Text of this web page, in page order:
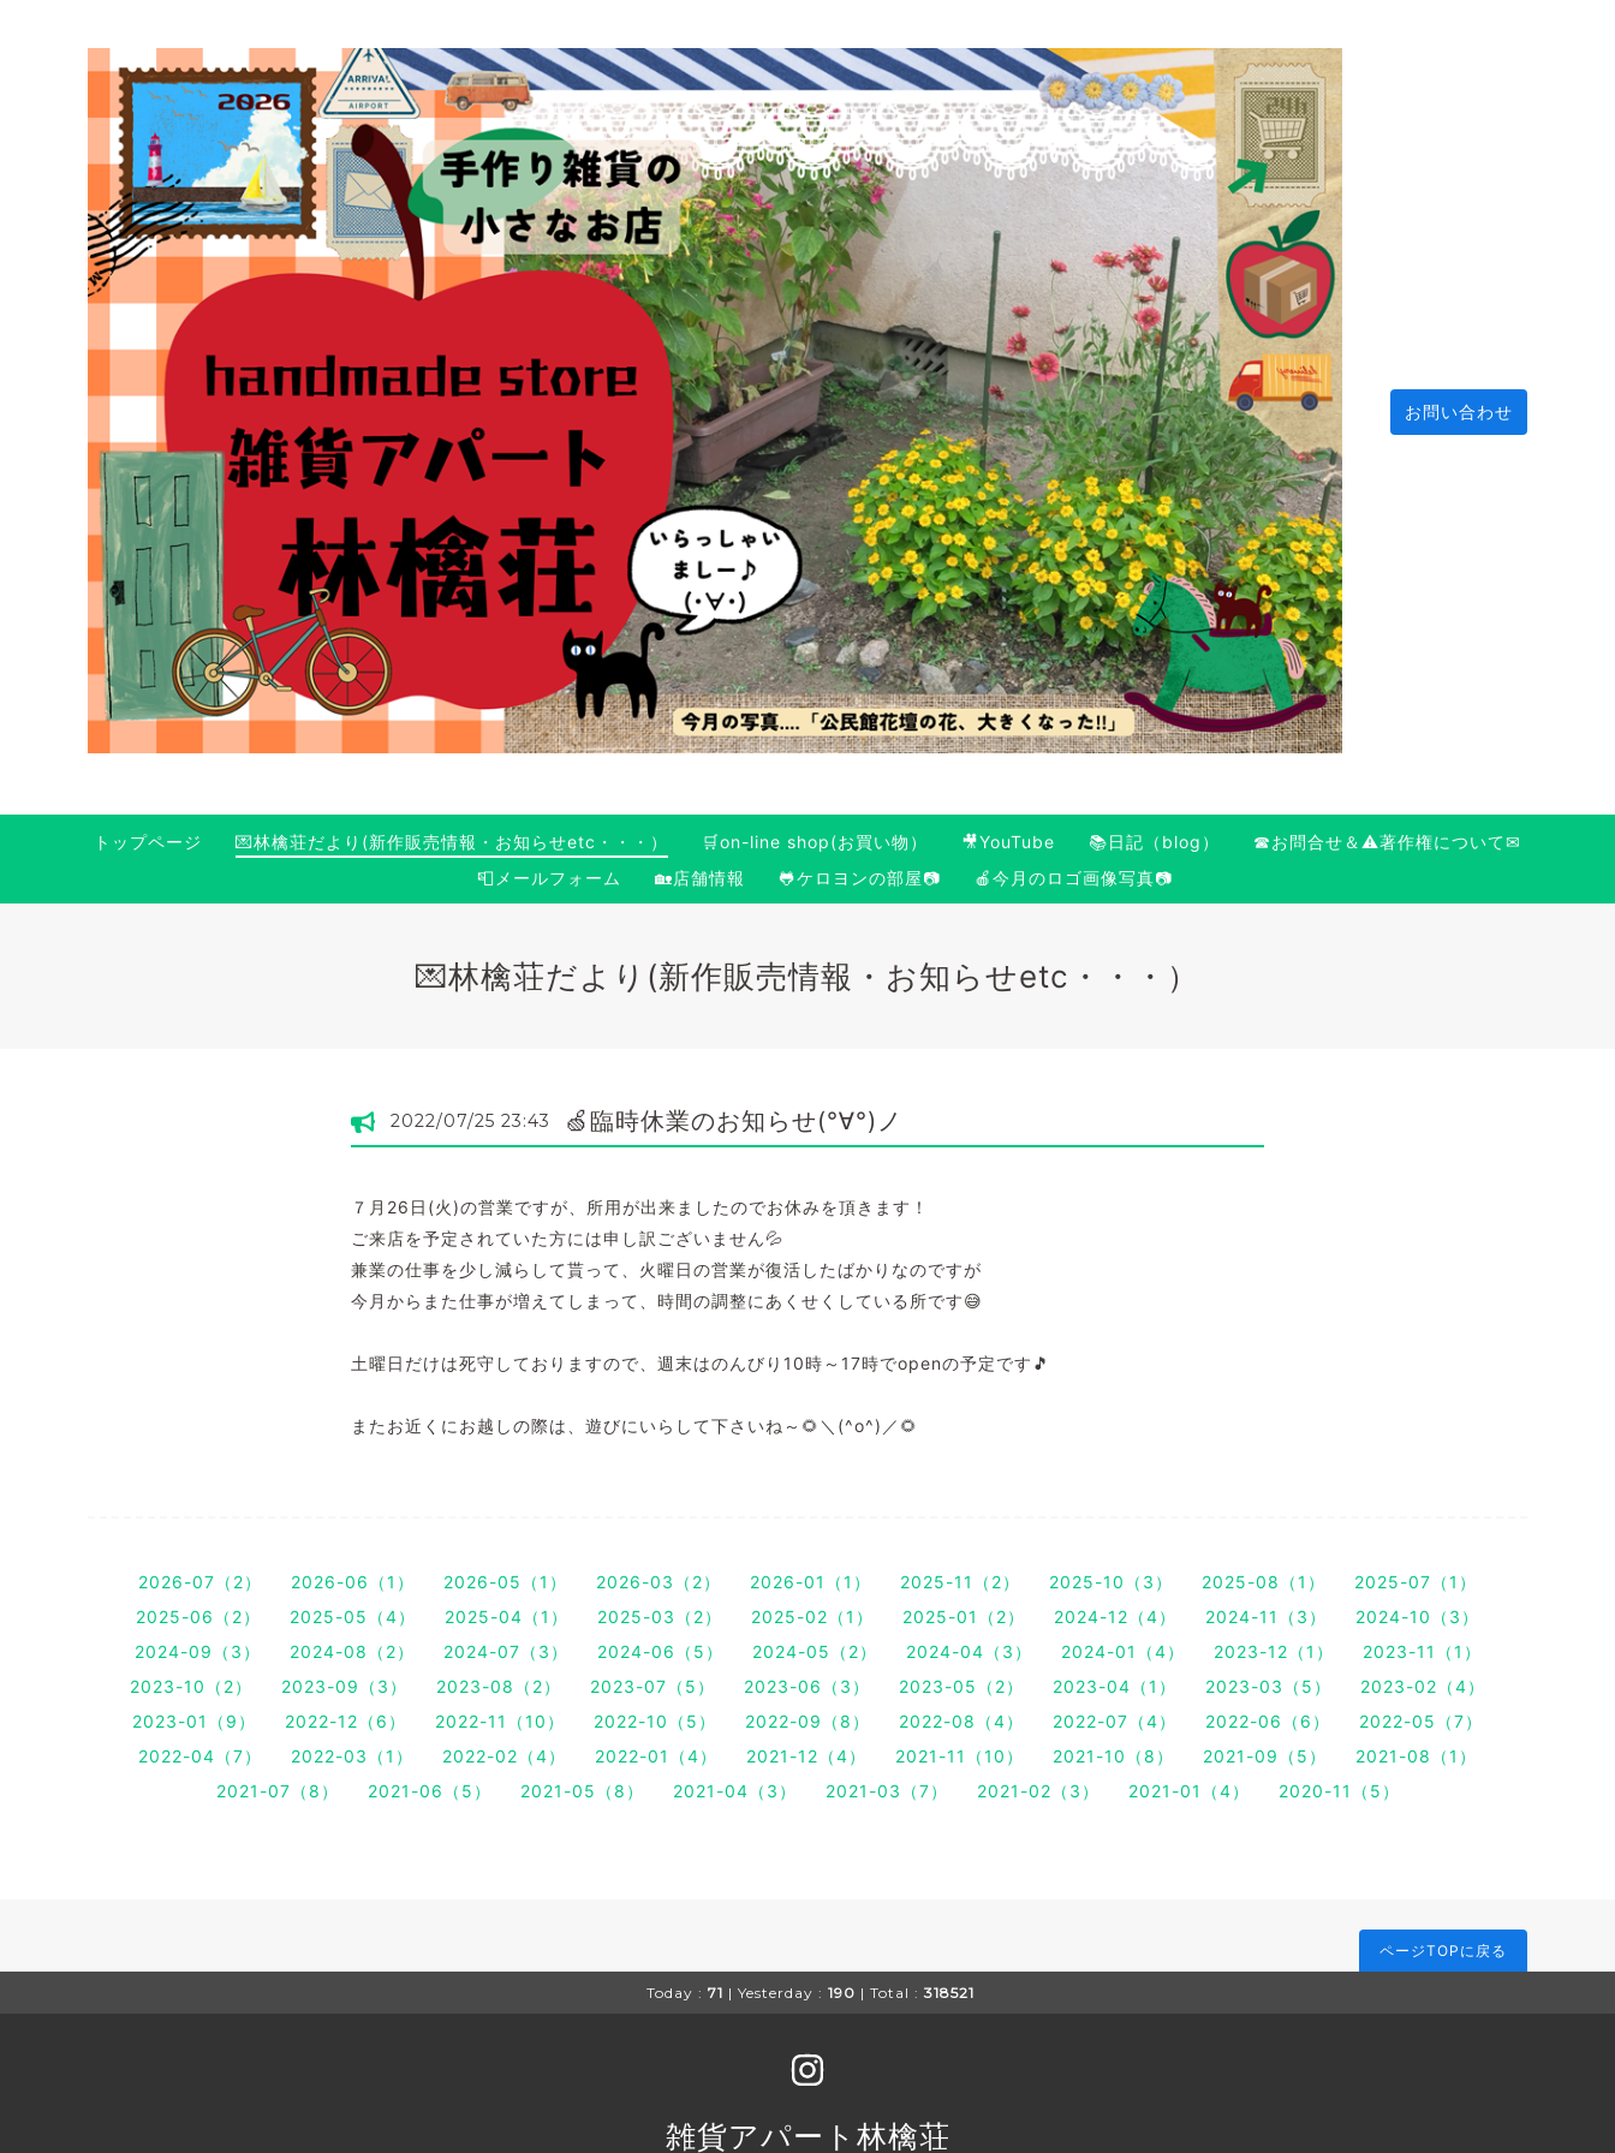
お問い合わせ
トップページ 💌林檎荘だより(新作販売情報・お知らせetc・・・） 🛒on-line shop(お買い物） 🎥YouTube 📚日記（blog）
☎お問合せ＆⚠️著作権について✉
📮メールフォーム
🏡店舗情報 🐸ケロヨンの部屋📷 🍎今月のロゴ画像写真📷
💌林檎荘だより(新作販売情報・お知らせetc・・・）
2022/07/25 23:43 🍏臨時休業のお知らせ(°∀°)ノ
７月26日(火)の営業ですが、所用が出来ましたのでお休みを頂きます！
ご来店を予定されていた方には申し訳ございません💦
兼業の仕事を少し減らして貰って、火曜日の営業が復活したばかりなのですが
今月からまた仕事が増えてしまって、時間の調整にあくせくしている所です😅
土曜日だけは死守しておりますので、週末はのんびり10時～17時でopenの予定です🎵
またお近くにお越しの際は、遊びにいらして下さいね～🌻＼(^o^)／🌻
2026-07（2） 2026-06（1） 2026-05（1） 2026-03（2） 2026-01（1） 2025-11（2） 2025-10（3） 2025-08（1）
2025-07（1）
2025-06（2）
2025-05（4） 2025-04（1） 2025-03（2） 2025-02（1） 2025-01（2） 2024-12（4） 2024-11（3）
2024-10（3）
2024-09（3）
2024-08（2） 2024-07（3） 2024-06（5） 2024-05（2） 2024-04（3） 2024-01（4） 2023-12（1）
2023-11（1）
2023-10（2）
2023-09（3） 2023-08（2） 2023-07（5） 2023-06（3） 2023-05（2） 2023-04（1） 2023-03（5）
2023-02（4）
2023-01（9）
2022-12（6） 2022-11（10） 2022-10（5） 2022-09（8） 2022-08（4） 2022-07（4） 2022-06（6）
2022-05（7）
2022-04（7）
2022-03（1） 2022-02（4） 2022-01（4） 2021-12（4） 2021-11（10） 2021-10（8） 2021-09（5）
2021-08（1）
2021-07（8）
2021-06（5） 2021-05（8） 2021-04（3） 2021-03（7） 2021-02（3） 2021-01（4） 2020-11（5）
ページTOPに戻る
Today : 71 | Yesterday : 190 | Total : 318521
雑貨アパート林檎荘